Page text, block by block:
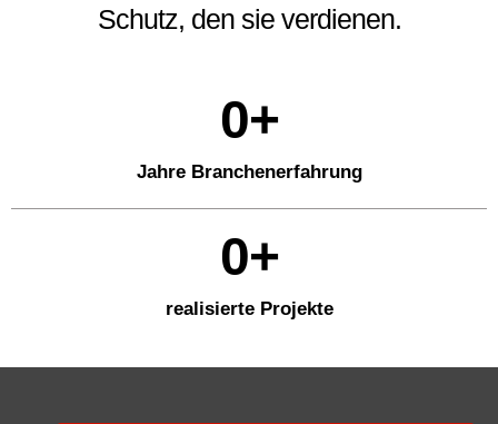
Schutz, den sie verdienen.
Jahre Branchenerfahrung
0+
realisierte Projekte
0+